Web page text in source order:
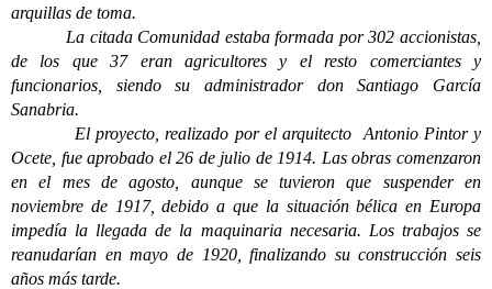
arquillas de toma.
La citada Comunidad estaba formada por 302 accionistas,
de los que 37 eran agricultores y el resto comerciantes y
funcionarios, siendo su administrador don Santiago García
Sanabria.
El proyecto, realizado por el arquitecto Antonio Pintor y
Ocete, fue aprobado el 26 de julio de 1914. Las obras comenzaron
en el mes de agosto, aunque se tuvieron que suspender en
noviembre de 1917, debido a que la situación bélica en Europa
impedía la llegada de la maquinaria necesaria. Los trabajos se
reanudarían en mayo de 1920, finalizando su construcción seis
años más tarde.